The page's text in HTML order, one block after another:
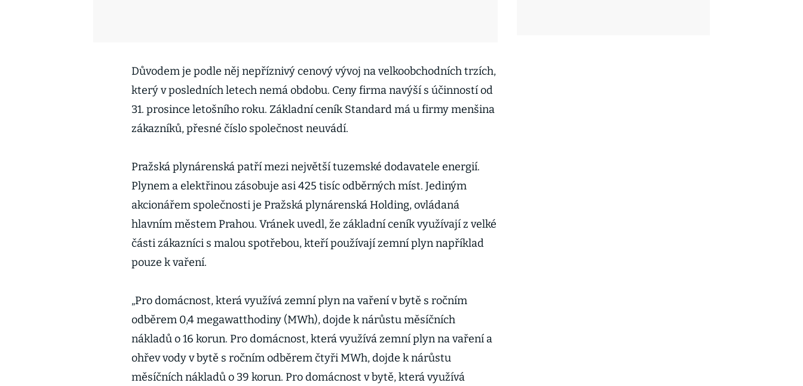
Důvodem je podle něj nepříznivý cenový vývoj na velkoobchodních trzích,
který v posledních letech nemá obdobu. Ceny firma navýší s účinností od
31. prosince letošního roku. Základní ceník Standard má u firmy menšina
zákazníků, přesné číslo společnost neuvádí.
Pražská plynárenská patří mezi největší tuzemské dodavatele energií.
Plynem a elektřinou zásobuje asi 425 tisíc odběrných míst. Jediným
akcionářem společnosti je Pražská plynárenská Holding, ovládaná
hlavním městem Prahou. Vránek uvedl, že základní ceník využívají z velké
části zákazníci s malou spotřebou, kteří používají zemní plyn například
pouze k vaření.
„Pro domácnost, která využívá zemní plyn na vaření v bytě s ročním
odběrem 0,4 megawatthodiny (MWh), dojde k nárůstu měsíčních
nákladů o 16 korun. Pro domácnost, která využívá zemní plyn na vaření a
ohřev vody v bytě s ročním odběrem čtyři MWh, dojde k nárůstu
měsíčních nákladů o 39 korun. Pro domácnost v bytě, která využívá